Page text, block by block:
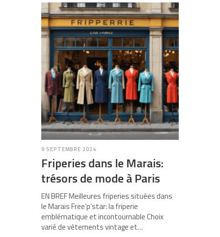
9 SEPTEMBRE 2024
Friperies dans le Marais:
trésors de mode à Paris
EN BREF Meilleures friperies situées dans
le Marais Free’p’star: la friperie
emblématique et incontournable Choix
varié de vêtements vintage et…